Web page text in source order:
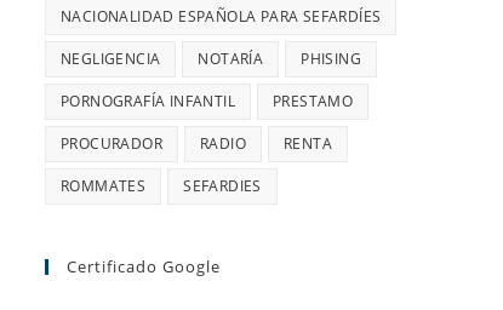
NACIONALIDAD ESPAÑOLA PARA SEFARDÍES
NEGLIGENCIA NOTARÍA PHISING
PORNOGRAFÍA INFANTIL PRESTAMO
PROCURADOR RADIO RENTA
ROMMATES SEFARDIES
Certificado Google